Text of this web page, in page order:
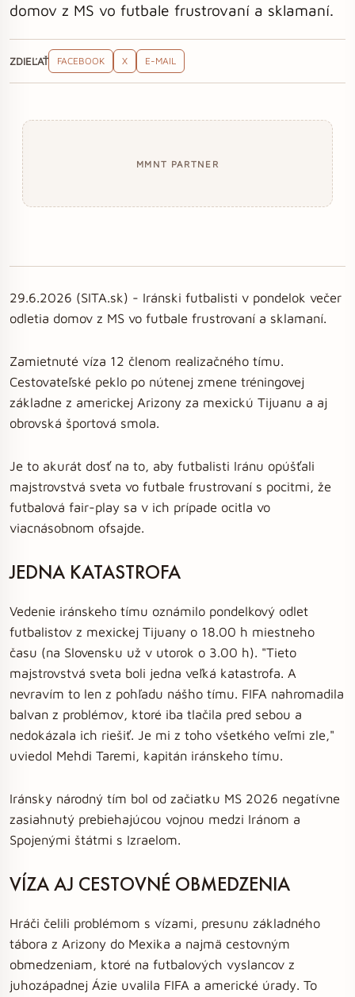
domov z MS vo futbale frustrovaní a sklamaní.
ZDIEĽAŤ FACEBOOK X E-MAIL
MMNT PARTNER
29.6.2026 (SITA.sk) - Iránski futbalisti v pondelok večer
odletia domov z MS vo futbale frustrovaní a sklamaní.
Zamietnuté víza 12 členom realizačného tímu.
Cestovateľské peklo po nútenej zmene tréningovej
základne z americkej Arizony za mexickú Tijuanu a aj
obrovská športová smola.
Je to akurát dosť na to, aby futbalisti Iránu opúšťali
majstrovstvá sveta vo futbale frustrovaní s pocitmi, že
futbalová fair-play sa v ich prípade ocitla vo
viacnásobnom ofsajde.
JEDNA KATASTROFA
Vedenie iránskeho tímu oznámilo pondelkový odlet
futbalistov z mexickej Tijuany o 18.00 h miestneho
času (na Slovensku už v utorok o 3.00 h). "Tieto
majstrovstvá sveta boli jedna veľká katastrofa. A
nevravím to len z pohľadu nášho tímu. FIFA nahromadila
balvan z problémov, ktoré iba tlačila pred sebou a
nedokázala ich riešiť. Je mi z toho všetkého veľmi zle,"
uviedol Mehdi Taremi, kapitán iránskeho tímu.
Iránsky národný tím bol od začiatku MS 2026 negatívne
zasiahnutý prebiehajúcou vojnou medzi Iránom a
Spojenými štátmi s Izraelom.
VÍZA AJ CESTOVNÉ OBMEDZENIA
Hráči čelili problémom s vízami, presunu základného
tábora z Arizony do Mexika a najmä cestovným
obmedzeniam, ktoré na futbalových vyslancov z
juhozápadnej Ázie uvalila FIFA a americké úrady. To